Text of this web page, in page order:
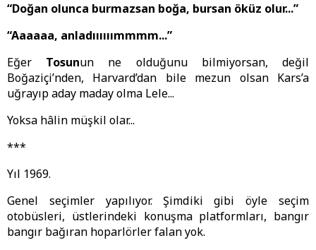
“Doğan olunca burmazsan boğa, bursan öküz olur...”
“Aaaaaa, anladıııııımmmm...”
Eğer Tosunun ne olduğunu bilmiyorsan, değil
Boğaziçi’nden, Harvard’dan bile mezun olsan Kars’a
uğrayıp aday maday olma Lele...
Yoksa hâlin müşkil olar...
***
Yıl 1969.
Genel seçimler yapılıyor. Şimdiki gibi öyle seçim
otobüsleri, üstlerindeki konuşma platformları, bangır
bangır bağıran hoparlörler falan yok.